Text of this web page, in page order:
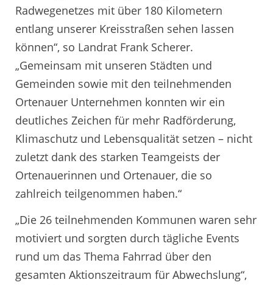
Radwegenetzes mit über 180 Kilometern
entlang unserer Kreisstraßen sehen lassen
können“, so Landrat Frank Scherer.
„Gemeinsam mit unseren Städten und
Gemeinden sowie mit den teilnehmenden
Ortenauer Unternehmen konnten wir ein
deutliches Zeichen für mehr Radförderung,
Klimaschutz und Lebensqualität setzen – nicht
zuletzt dank des starken Teamgeists der
Ortenauerinnen und Ortenauer, die so
zahlreich teilgenommen haben.“
„Die 26 teilnehmenden Kommunen waren sehr
motiviert und sorgten durch tägliche Events
rund um das Thema Fahrrad über den
gesamten Aktionszeitraum für Abwechslung“,